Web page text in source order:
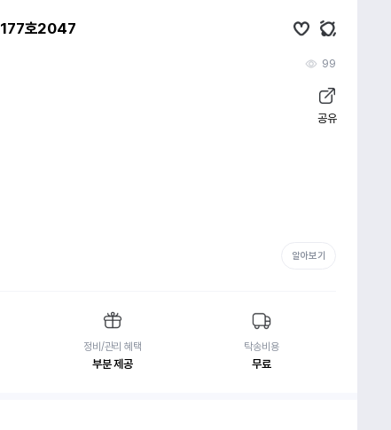
177호2047
99
공유
알아보기
정비/관리 혜택
부분 제공
탁송비용
무료